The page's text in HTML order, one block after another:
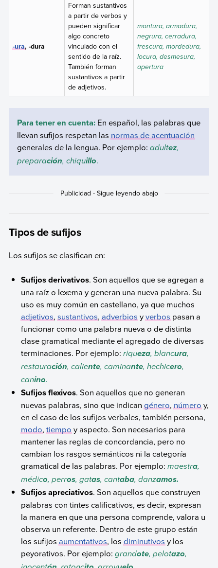
-ura, -dura
Forman sustantivos
a partir de verbos y
pueden significar
algo concreto
vinculado con el
sentido de la raíz.
También forman
sustantivos a partir
de adjetivos.
montura, armadura,
negrura, cerradura,
frescura, mordedura,
locura, desmesura,
apertura
Para tener en cuenta: En español, las palabras que
llevan sufijos respetan lasnormas de acentuación
generales de la lengua. Por ejemplo: adultez,
preparación, chiquillo.
Tipos de sufijos
Los sufijos se clasifican en:
Sufijos derivativos. Son aquellos que se agregan a
una raíz o lexema y generan una nueva palabra. Su
uso es muy común en castellano, ya que muchos
adjetivos,sustantivos,adverbiosyverbospasan a
funcionar como una palabra nueva o de distinta
clase gramatical mediante el agregado de diversas
terminaciones. Por ejemplo:riqueza, blancura,
restauración, caliente, caminante, hechicero,
canino.
Sufijos flexivos. Son aquellos que no generan
nuevas palabras, sino que indicangénero,númeroy,
en el caso de los sufijos verbales, también persona,
modo,tiempoy aspecto. Son necesarios para
mantener las reglas de concordancia, pero no
cambian los rasgos semánticos ni la categoría
gramatical de las palabras. Por ejemplo: maestra,
médico, perros, gatas, cantaba, danzamos.
Sufijos apreciativos. Son aquellos que construyen
palabras con tintes calificativos, es decir, expresan
la manera en que una persona comprende, valora u
observa un referente. Dentro de este grupo están
los sufijosaumentativos, losdiminutivosy los
peyorativos. Por ejemplo:grandote, pelotazo,